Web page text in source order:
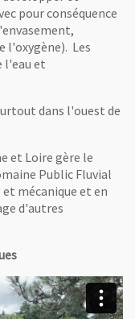
pour conséquence
l'oxygène). Les
l'eau et
dans l'ouest de
et Loire gère le
Public Fluvial
mécanique et en
d'autres